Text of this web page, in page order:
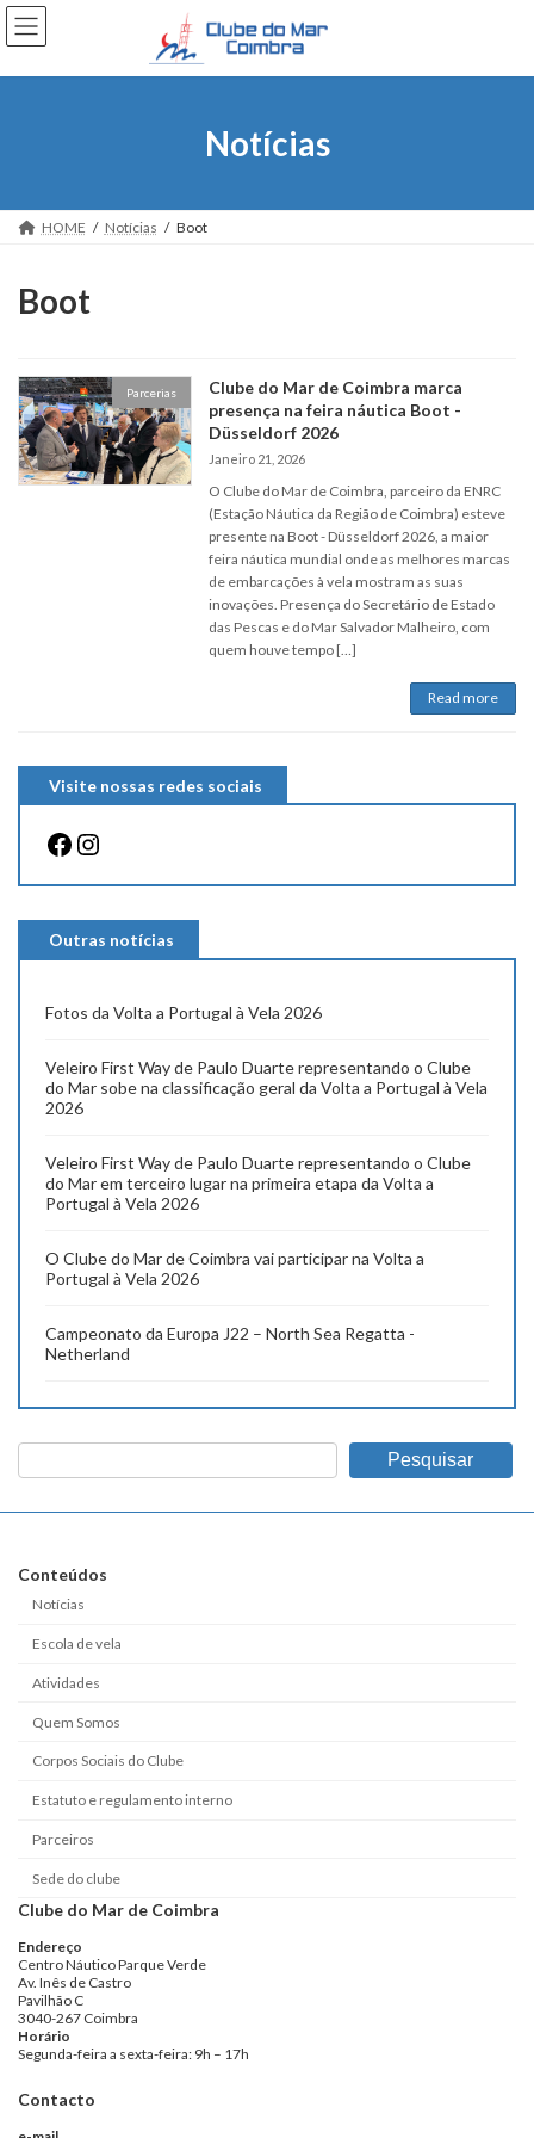
Skip
to
the
Skip
to
the
Notícias
HOME Notícias Boot
Boot
Parcerias
Clube do Mar de Coimbra marca
presença na feira náutica Boot -
Düsseldorf 2026
Janeiro 21, 2026
O Clube do Mar de Coimbra, parceiro da ENRC
(Estação Náutica da Região de Coimbra) esteve
presente na Boot - Düsseldorf 2026, a maior
feira náutica mundial onde as melhores marcas
de embarcações à vela mostram as suas
inovações. Presença do Secretário de Estado
das Pescas e do Mar Salvador Malheiro, com
quem houve tempo […]
Read more
Visite nossas redes sociais
Facebook
Instagram
Outras notícias
Fotos da Volta a Portugal à Vela 2026
Veleiro First Way de Paulo Duarte representando o Clube
do Mar sobe na classificação geral da Volta a Portugal à Vela
2026
Veleiro First Way de Paulo Duarte representando o Clube
do Mar em terceiro lugar na primeira etapa da Volta a
Portugal à Vela 2026
O Clube do Mar de Coimbra vai participar na Volta a
Portugal à Vela 2026
Campeonato da Europa J22 – North Sea Regatta -
Netherland
Pesquisar
Conteúdos
Notícias
Escola de vela
Atividades
Quem Somos
Corpos Sociais do Clube
Estatuto e regulamento interno
Parceiros
Sede do clube
Clube do Mar de Coimbra
Endereço
Centro Náutico Parque Verde
Av. Inês de Castro
Pavilhão C
3040-267 Coimbra
Horário
Segunda-feira a sexta-feira: 9h – 17h
Contacto